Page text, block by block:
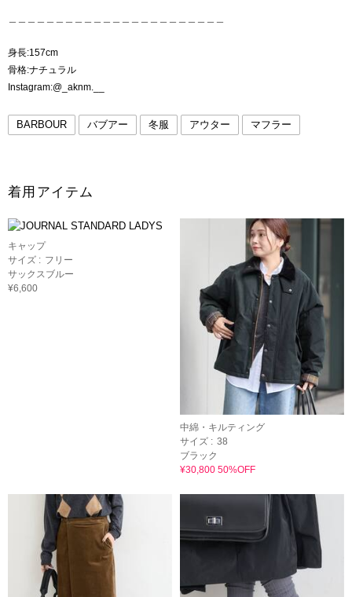
身長:157cm
骨格:ナチュラル
Instagram:@_aknm.__
BARBOUR バブアー 冬服 アウター マフラー
着用アイテム
キャップ
サイズ : フリー
サックスブルー
¥6,600
中綿・キルティング
サイズ : 38
ブラック
¥30,800 50%OFF